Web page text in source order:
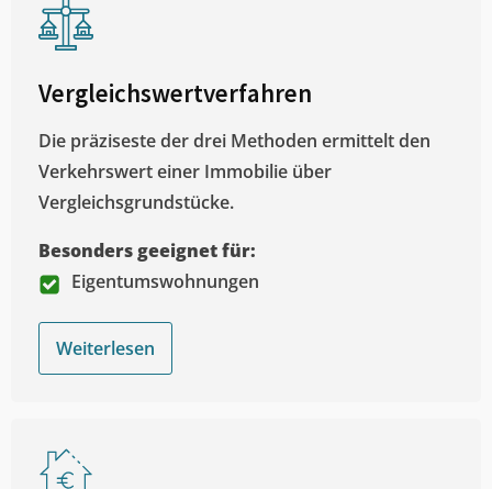
Vergleichswertverfahren
Die präziseste der drei Methoden ermittelt den
Verkehrswert einer Immobilie über
Vergleichsgrundstücke.
Besonders geeignet für:
Eigentumswohnungen
Weiterlesen